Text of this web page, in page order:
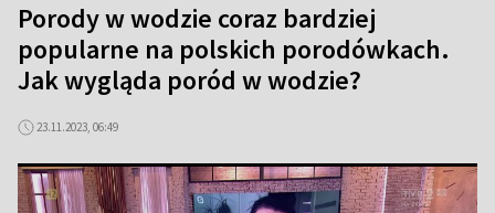
Porody w wodzie coraz bardziej
popularne na polskich porodówkach.
Jak wygląda poród w wodzie?
23.11.2023, 06:49